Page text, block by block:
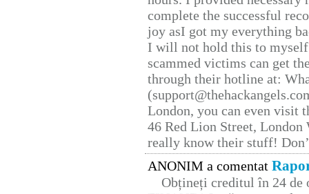
complete the successful
joy asI got my everything
I will not hold this to
scammed victims can get
through their hotline at:
London, you can even visit
46 Red Lion Street, London
really know their stuff!
ANONIM a comentat
Obțineți creditul în 24 de